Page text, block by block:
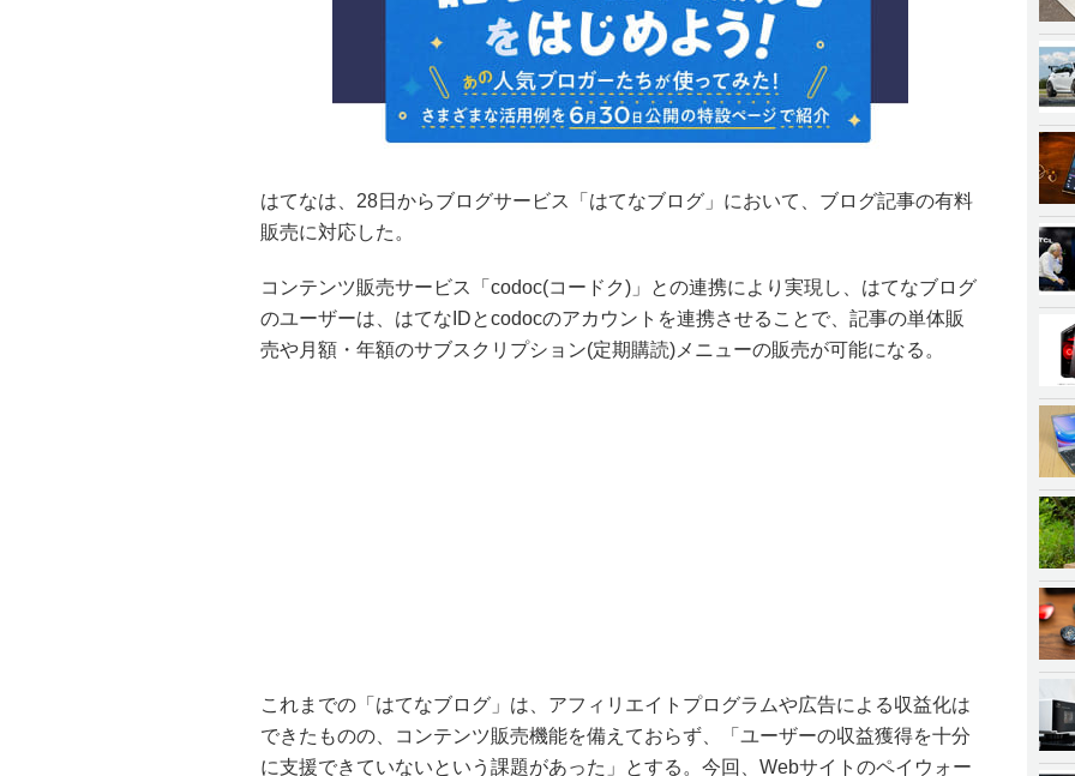
はてなは、28日からブログサービス「はてなブログ」において、ブログ記事の有料
販売に対応した。
コンテンツ販売サービス「codoc(コードク)」との連携により実現し、はてなブログ
のユーザーは、はてなIDとcodocのアカウントを連携させることで、記事の単体販
売や月額・年額のサブスクリプション(定期購読)メニューの販売が可能になる。
これまでの「はてなブログ」は、アフィリエイトプログラムや広告による収益化は
できたものの、コンテンツ販売機能を備えておらず、「ユーザーの収益獲得を十分
に支援できていないという課題があった」とする。今回、Webサイトのペイウォー